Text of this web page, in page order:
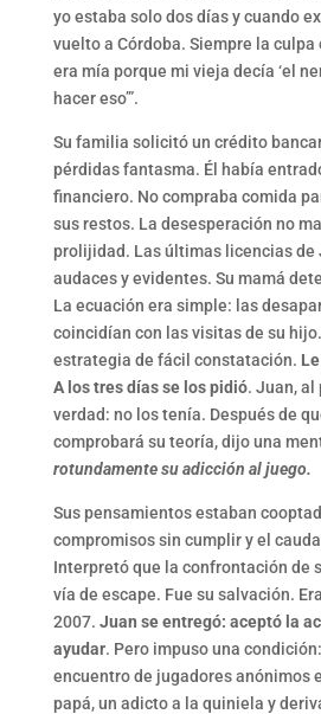
yo estaba solo dos días y cuando
vuelto a Córdoba. Siempre la culpa
era mía porque mi vieja decía ‘el
hacer eso’”.
Su familia solicitó un crédito
pérdidas fantasma. Él había
financiero. No compraba comida
sus restos. La desesperación no
prolijidad. Las últimas licencias de
audaces y evidentes. Su mamá
La ecuación era simple: las
coincidían con las visitas de su
estrategia de fácil constatación.
A los tres días se los pidió. Juan, al
verdad: no los tenía. Después de
comprobará su teoría, dijo una
rotundamente su adicción al juego.
Sus pensamientos estaban
compromisos sin cumplir y el
Interpretó que la confrontación de
vía de escape. Fue su salvación.
2007. Juan se entregó: aceptó la
ayudar. Pero impuso una
encuentro de jugadores anónimos
papá, un adicto a la quiniela y